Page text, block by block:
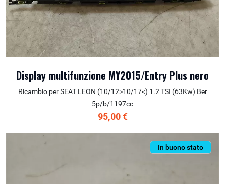
Display multifunzione MY2015/Entry Plus nero
Ricambio per SEAT LEON (10/12>10/17<) 1.2 TSI (63Kw) Ber
5p/b/1197cc
95,00 €
In buono stato